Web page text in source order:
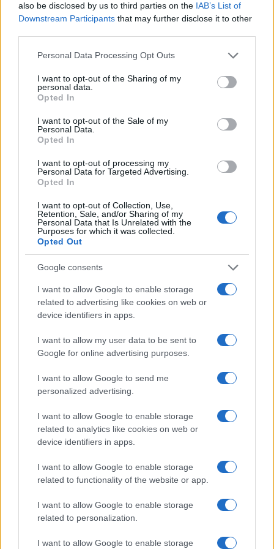
also be disclosed by us to third parties on the IAB’s List of
Downstream Participants that may further disclose it to other
Please note that this website/app uses one or more Google
not limited to your visit or usage behaviour. You may click to
grant or deny consent to Google and its third-party tags to
use your data for below specified purposes in below Google
consent section.
Personal Data Processing Opt Outs
I want to opt-out of the Sharing of my
personal data.
Opted In
I want to opt-out of the Sale of my
Personal Data.
Opted In
I want to opt-out of processing my
Personal Data for Targeted Advertising.
Opted In
I want to opt-out of Collection, Use,
Retention, Sale, and/or Sharing of my
Personal Data that Is Unrelated with the
Purposes for which it was collected.
Opted Out
Google consents
I want to allow Google to enable storage
related to advertising like cookies on web or
device identifiers in apps.
I want to allow my user data to be sent to
Google for online advertising purposes.
I want to allow Google to send me
personalized advertising.
I want to allow Google to enable storage
related to analytics like cookies on web or
device identifiers in apps.
I want to allow Google to enable storage
related to functionality of the website or app.
I want to allow Google to enable storage
related to personalization.
I want to allow Google to enable storage
Sigue leyendo
FINANCIACIÓN
Guía para comparar créditos: TIN, TAE y comisiones
explicadas
FINANCIACIÓN